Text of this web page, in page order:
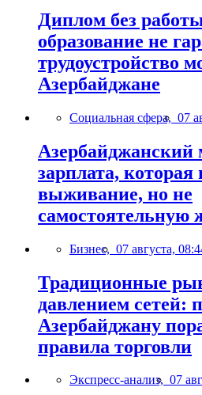
Диплом без
образование не
трудоустройство
Азербайджане
Социальная сфера, 07
зарплата,
выживание, но не
самостоятельную
Бизнес, 07 августа,
Традиционные
давлением сетей:
Азербайджану
правила торговли
Экспресс-анализ, 07